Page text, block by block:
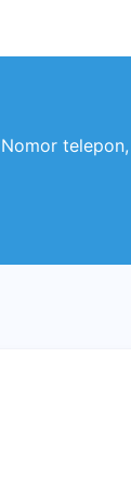
Nomor telepon,